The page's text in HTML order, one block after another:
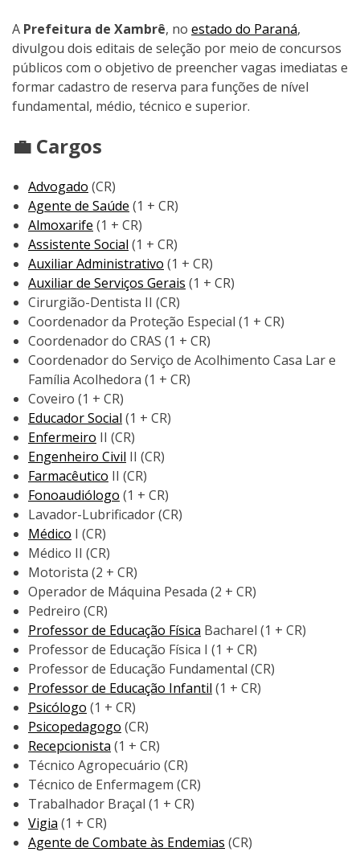
A Prefeitura de Xambrê, no estado do Paraná,
divulgou dois editais de seleção por meio de concursos
públicos com o objetivo de preencher vagas imediatas e
formar cadastro de reserva para funções de nível
fundamental, médio, técnico e superior.
💼 Cargos
Advogado (CR)
Agente de Saúde (1 + CR)
Almoxarife (1 + CR)
Assistente Social (1 + CR)
Auxiliar Administrativo (1 + CR)
Auxiliar de Serviços Gerais (1 + CR)
Cirurgião-Dentista II (CR)
Coordenador da Proteção Especial (1 + CR)
Coordenador do CRAS (1 + CR)
Coordenador do Serviço de Acolhimento Casa Lar e
Família Acolhedora (1 + CR)
Coveiro (1 + CR)
Educador Social (1 + CR)
Enfermeiro II (CR)
Engenheiro Civil II (CR)
Farmacêutico II (CR)
Fonoaudiólogo (1 + CR)
Lavador-Lubrificador (CR)
Médico I (CR)
Médico II (CR)
Motorista (2 + CR)
Operador de Máquina Pesada (2 + CR)
Pedreiro (CR)
Professor de Educação Física Bacharel (1 + CR)
Professor de Educação Física I (1 + CR)
Professor de Educação Fundamental (CR)
Professor de Educação Infantil (1 + CR)
Psicólogo (1 + CR)
Psicopedagogo (CR)
Recepcionista (1 + CR)
Técnico Agropecuário (CR)
Técnico de Enfermagem (CR)
Trabalhador Braçal (1 + CR)
Vigia (1 + CR)
Agente de Combate às Endemias (CR)